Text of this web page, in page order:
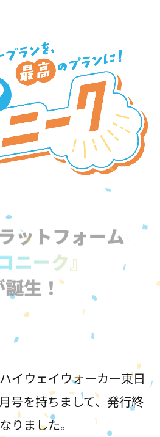
ットフォーム
ニーク』
誕生！
イウェイウォーカー東日
号を持ちまして、発行終
りました。